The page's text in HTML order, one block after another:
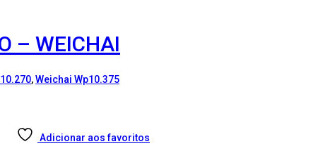
– WEICHAI
,Weichai Wp10.375
Adicionar aos favoritos